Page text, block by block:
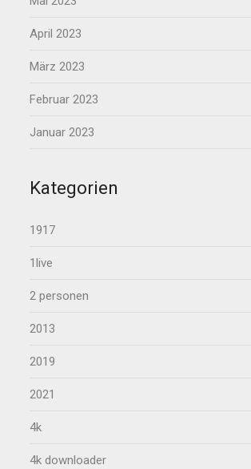
April 2023
März 2023
Februar 2023
Januar 2023
Kategorien
1917
1live
2 personen
2013
2019
2021
4k
4k downloader